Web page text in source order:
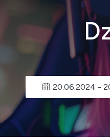
20.06.2024 -